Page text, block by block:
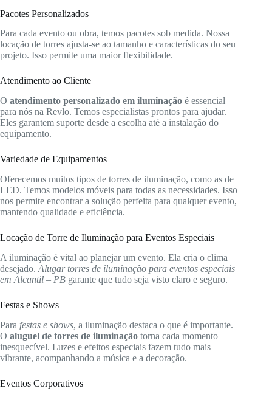
Pacotes Personalizados
Para cada evento ou obra, temos pacotes sob medida. Nossa
locação de torres ajusta-se ao tamanho e características do seu
projeto. Isso permite uma maior flexibilidade.
Atendimento ao Cliente
O atendimento personalizado em iluminação é essencial
para nós na Revlo. Temos especialistas prontos para ajudar.
Eles garantem suporte desde a escolha até a instalação do
equipamento.
Variedade de Equipamentos
Oferecemos muitos tipos de torres de iluminação, como as de
LED. Temos modelos móveis para todas as necessidades. Isso
nos permite encontrar a solução perfeita para qualquer evento,
mantendo qualidade e eficiência.
Locação de Torre de Iluminação para Eventos Especiais
A iluminação é vital ao planejar um evento. Ela cria o clima
desejado. Alugar torres de iluminação para eventos especiais
em Alcantil – PB garante que tudo seja visto claro e seguro.
Festas e Shows
Para festas e shows, a iluminação destaca o que é importante.
O aluguel de torres de iluminação torna cada momento
inesquecível. Luzes e efeitos especiais fazem tudo mais
vibrante, acompanhando a música e a decoração.
Eventos Corporativos